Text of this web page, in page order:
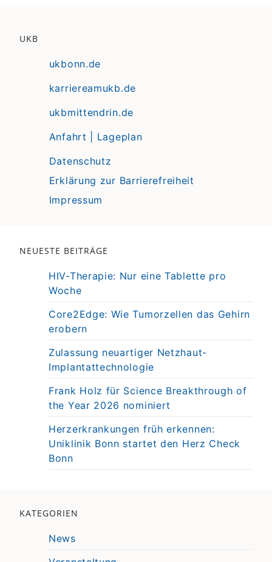
UKB
ukbonn.de
karriereamukb.de
ukbmittendrin.de
Anfahrt | Lageplan
Datenschutz
Erklärung zur Barrierefreiheit
Impressum
NEUESTE BEITRÄGE
HIV-Therapie: Nur eine Tablette pro
Woche
Core2Edge: Wie Tumorzellen das Gehirn
erobern
Zulassung neuartiger Netzhaut-
Implantattechnologie
Frank Holz für Science Breakthrough of
the Year 2026 nominiert
Herzerkrankungen früh erkennen:
Uniklinik Bonn startet den Herz Check
Bonn
KATEGORIEN
News